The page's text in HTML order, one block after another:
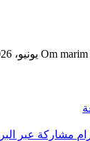
Om marim
مشاركة عبر